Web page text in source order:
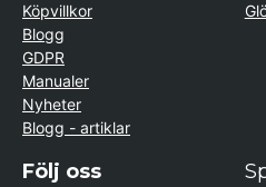
Köpvillkor
Blogg
GDPR
Manualer
Nyheter
Blogg - artiklar
Följ oss